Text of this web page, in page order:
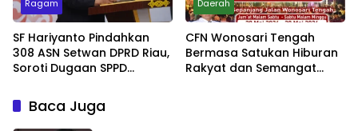
Ragam
SF Hariyanto Pindahkan
308 ASN Setwan DPRD Riau,
Soroti Dugaan SPPD
Daerah
CFN Wonosari Tengah
Bermasa Satukan Hiburan
Rakyat dan Semangat
Baca Juga